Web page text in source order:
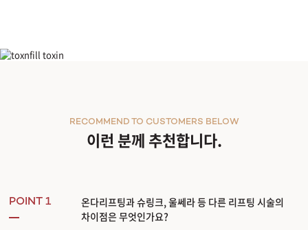
이런 분께 추천합니다.
RECOMMEND TO CUSTOMERS BELOW
POINT 1
온다리프팅과 슈링크, 울쎄라 등 다른 리프팅 시술의
차이점은 무엇인가요?